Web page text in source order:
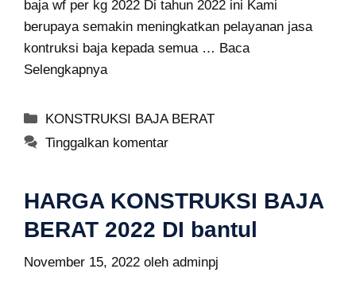
baja wf per kg 2022 Di tahun 2022 ini Kami
berupaya semakin meningkatkan pelayanan jasa
kontruksi baja kepada semua … Baca
Selengkapnya
Kategori
KONSTRUKSI BAJA BERAT
Tinggalkan komentar
HARGA KONSTRUKSI BAJA
BERAT 2022 DI bantul
November 15, 2022 oleh adminpj